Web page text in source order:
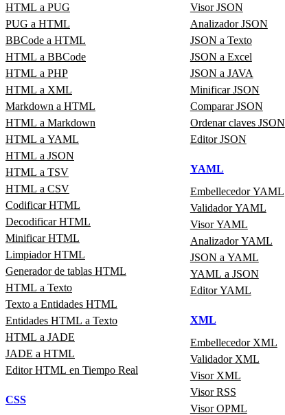
HTML a PUG
PUG a HTML
BBCode a HTML
HTML a BBCode
HTML a PHP
HTML a XML
Markdown a HTML
HTML a Markdown
HTML a YAML
HTML a JSON
HTML a TSV
HTML a CSV
Codificar HTML
Decodificar HTML
Minificar HTML
Limpiador HTML
Generador de tablas HTML
HTML a Texto
Texto a Entidades HTML
Entidades HTML a Texto
HTML a JADE
JADE a HTML
Editor HTML en Tiempo Real
CSS
Visor JSON
Analizador JSON
JSON a Texto
JSON a Excel
JSON a JAVA
Minificar JSON
Comparar JSON
Ordenar claves JSON
Editor JSON
YAML
Embellecedor YAML
Validador YAML
Visor YAML
Analizador YAML
JSON a YAML
YAML a JSON
Editor YAML
XML
Embellecedor XML
Validador XML
Visor XML
Visor RSS
Visor OPML